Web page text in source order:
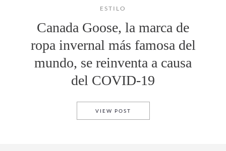
ESTILO
Canada Goose, la marca de
ropa invernal más famosa del
mundo, se reinventa a causa
del COVID-19
VIEW POST